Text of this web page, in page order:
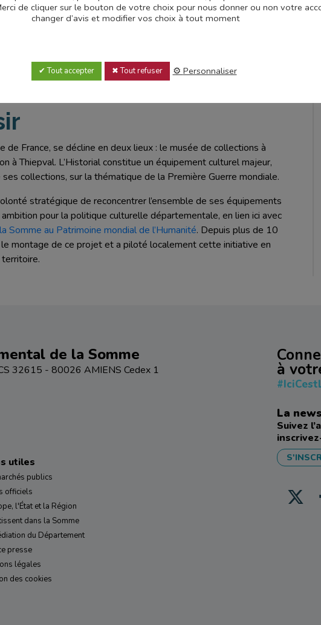
et documents authentiques. Elle compare les productions
des sociétés en guerre au travers d’approches croisées entre
en régie de l’Historial depuis le 1er janvier 2025.
mondial : une
de France, se décline en deux lieux : le musée de collections à
à Thiepval. L’Historial constitue un équipement culturel majeur,
collections, sur la thématique de la Première Guerre mondiale.
stratégique de reconcentrer l’ensemble de ses équipements
pour la politique culturelle départementale, en lien ici avec
au Patrimoine mondial de l’Humanité. Depuis plus de 10
montage de ce projet et a piloté localement cette initiative en
de la Somme
32615 - 80026 AMIENS Cedex 1
utiles
publics
officiels
l'État et la Région
dans la Somme
du Département
presse
légales
des cookies
à
La
Suivez
de cliquer sur le bouton de votre choix pour nous donner ou non votre
changer d’avis et modifier vos choix à tout moment
Tout accepter Tout refuser Personnaliser